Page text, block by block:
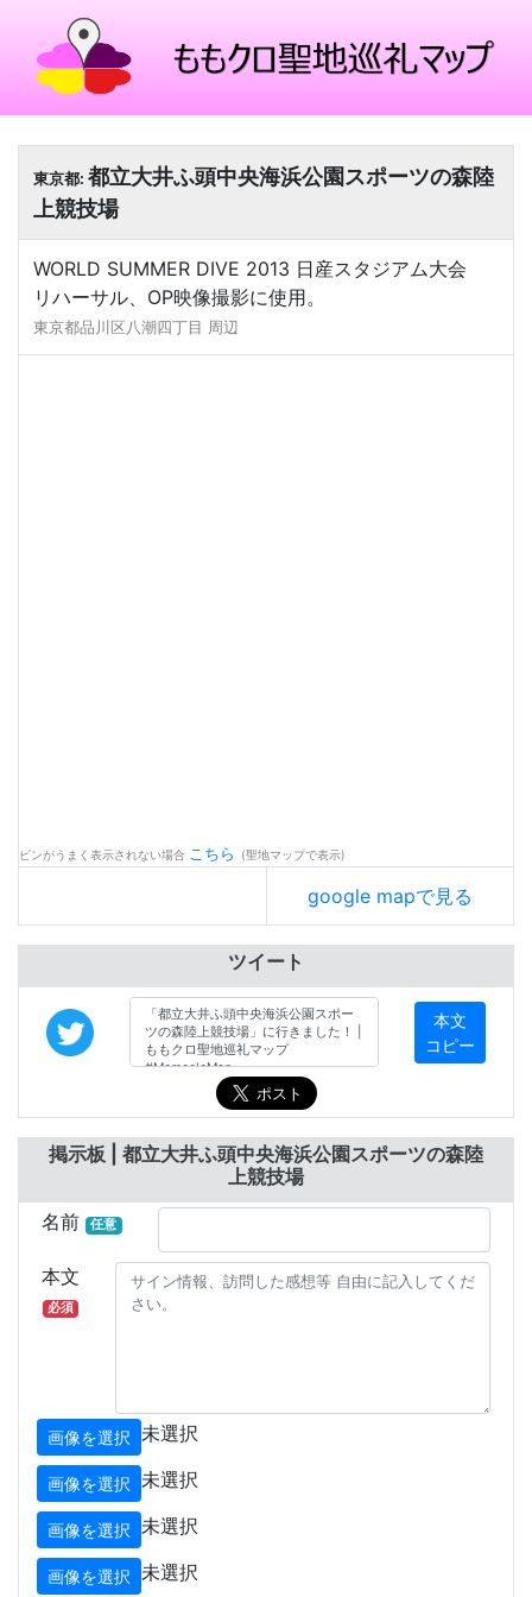
東京都: 都立大井ふ頭中央海浜公園スポーツの森陸
上競技場
WORLD SUMMER DIVE 2013 日産スタジアム大会
リハーサル、OP映像撮影に使用。
東京都品川区八潮四丁目 周辺
ピンがうまく表示されない場合 こちら (聖地マップで表示)
google mapで見る
ツイート
本文
コピー
掲示板 | 都立大井ふ頭中央海浜公園スポーツの森陸
上競技場
名前
任意
本文
必須
画像を選択 未選択
画像を選択 未選択
画像を選択 未選択
画像を選択 未選択